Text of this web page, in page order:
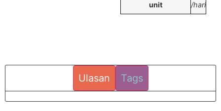
unit /hari
Ulasan Tags